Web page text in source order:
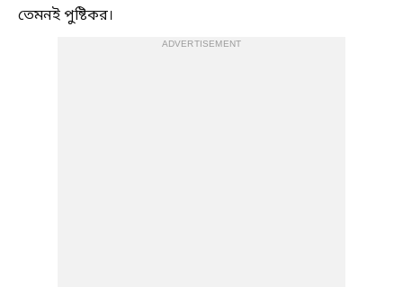
তেমনই পুষ্টিকর।
ADVERTISEMENT